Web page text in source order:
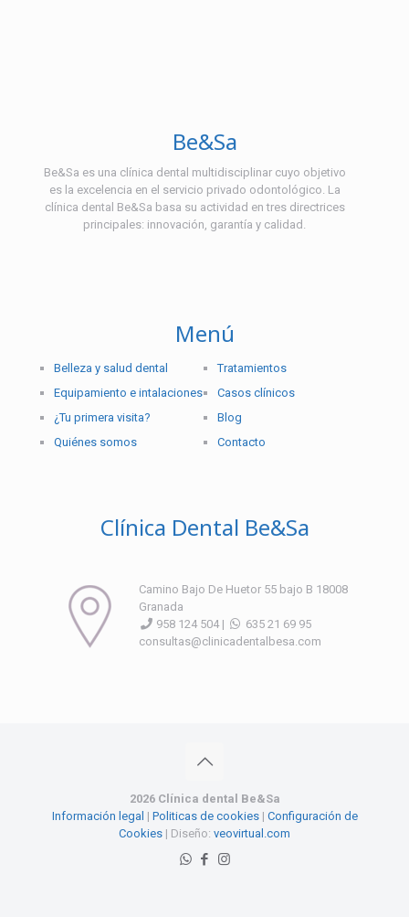
Be&Sa
Be&Sa es una clínica dental multidisciplinar cuyo objetivo
es la excelencia en el servicio privado odontológico. La
clínica dental Be&Sa basa su actividad en tres directrices
principales: innovación, garantía y calidad.
Menú
Belleza y salud dental
Equipamiento e intalaciones
¿Tu primera visita?
Quiénes somos
Tratamientos
Casos clínicos
Blog
Contacto
Clínica Dental Be&Sa
Camino Bajo De Huetor 55 bajo B 18008
Granada
958 124 504 |
635 21 69 95
consultas@clinicadentalbesa.com
2026 Clínica dental Be&Sa
Información legal | Politicas de cookies| Configuración de
Cookies | Diseño: veovirtual.com